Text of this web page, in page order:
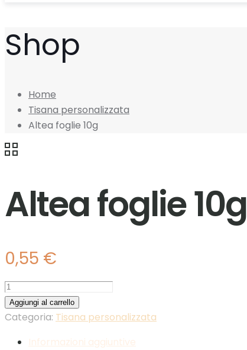
Shop
Home
Tisana personalizzata
Altea foglie 10g
Altea foglie 10g
0,55 €
Altea
foglie
10g
Aggiungi al carrello
Categoria: Tisana personalizzata
Informazioni aggiuntive